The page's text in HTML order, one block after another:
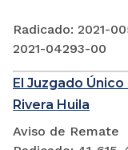
Radicado: 2021-
2021-04293-00
El Juzgado
Rivera Huila
Aviso de Remate